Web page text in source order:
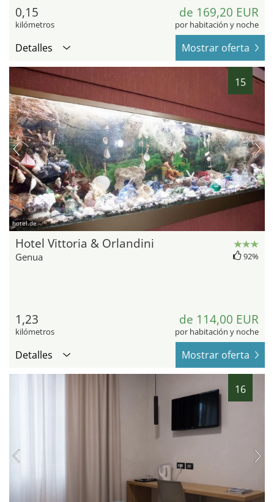
0,15
kilómetros
de 169,20 EUR
por habitación y noche
Detalles Mostrar oferta
15
hotel.de
Hotel Vittoria & Orlandini
Genua 92%
1,23
kilómetros
de 114,00 EUR
por habitación y noche
Detalles Mostrar oferta
16